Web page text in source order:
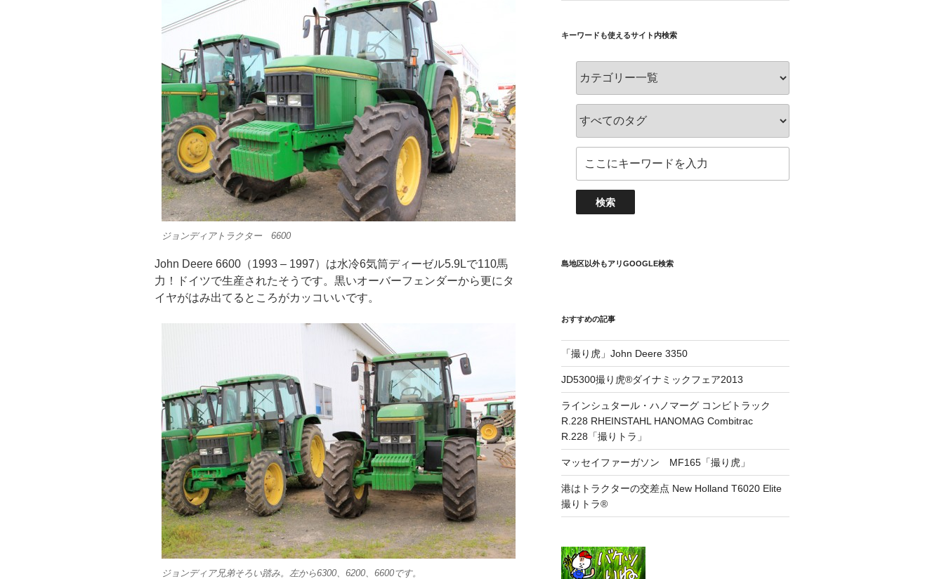
ジョンディアトラクター 6600
John Deere 6600（1993 – 1997）は水冷6気筒ディーゼル5.9Lで110馬
力！ドイツで生産されたそうです。黒いオーバーフェンダーから更にタ
イヤがはみ出てるところがカッコいいです。
ジョンディア兄弟そろい踏み。左から6300、6200、6600です。
キーワードも使えるサイト内検索
島地区以外もアリGOOGLE検索
おすすめの記事
「撮り虎」John Deere 3350
JD5300撮り虎®ダイナミックフェア2013
ラインシュタール・ハノマーグ コンビトラック
R.228 RHEINSTAHL HANOMAG Combitrac
R.228「撮りトラ」
マッセイファーガソン MF165「撮り虎」
港はトラクターの交差点 New Holland T6020 Elite
撮りトラ®